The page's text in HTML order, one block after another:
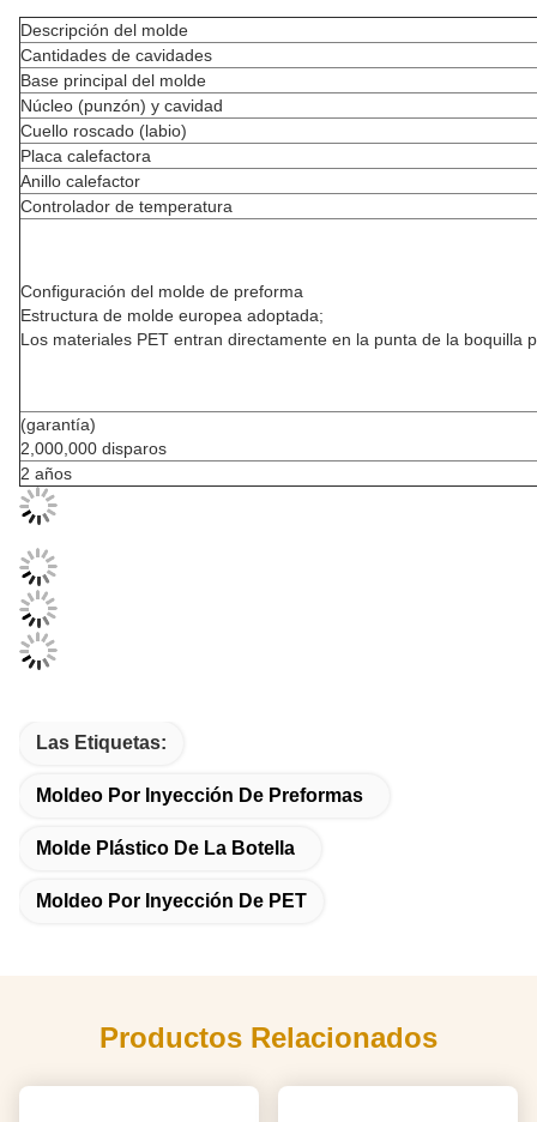
Descripción del molde
Cantidades de cavidades
Base principal del molde
Núcleo (punzón) y cavidad
Cuello roscado (labio)
Placa calefactora
Anillo calefactor
Controlador de temperatura
Configuración del molde de preforma
Estructura de molde europea adoptada;
Los materiales PET entran directamente en la punta de la boquilla
(garantía)
2,000,000 disparos
2 años
Las Etiquetas:
Moldeo Por Inyección De Preformas
Molde Plástico De La Botella
Moldeo Por Inyección De PET
Productos Relacionados